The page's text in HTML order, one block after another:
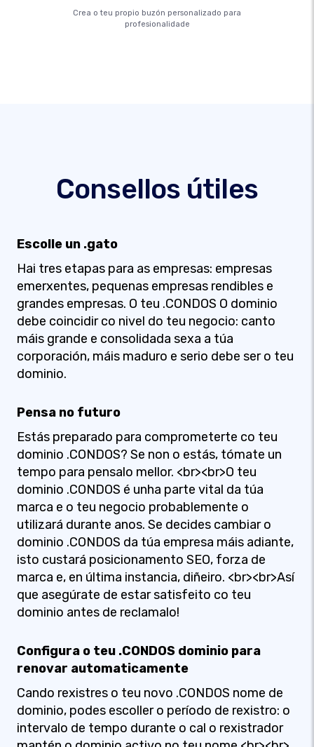
Crea o teu propio buzón personalizado para
profesionalidade
Consellos útiles
Escolle un .gato
Hai tres etapas para as empresas: empresas
emerxentes, pequenas empresas rendibles e
grandes empresas. O teu .CONDOS O dominio
debe coincidir co nivel do teu negocio: canto
máis grande e consolidada sexa a túa
corporación, máis maduro e serio debe ser o teu
dominio.
Pensa no futuro
Estás preparado para comprometerte co teu
dominio .CONDOS? Se non o estás, tómate un
tempo para pensalo mellor. <br><br>O teu
dominio .CONDOS é unha parte vital da túa
marca e o teu negocio probablemente o
utilizará durante anos. Se decides cambiar o
dominio .CONDOS da túa empresa máis adiante,
isto custará posicionamento SEO, forza de
marca e, en última instancia, diñeiro. <br><br>Así
que asegúrate de estar satisfeito co teu
dominio antes de reclamalo!
Configura o teu .CONDOS dominio para
renovar automaticamente
Cando rexistres o teu novo .CONDOS nome de
dominio, podes escoller o período de rexistro: o
intervalo de tempo durante o cal o rexistrador